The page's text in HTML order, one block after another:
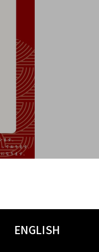
ENGLISH
く場合がございます。